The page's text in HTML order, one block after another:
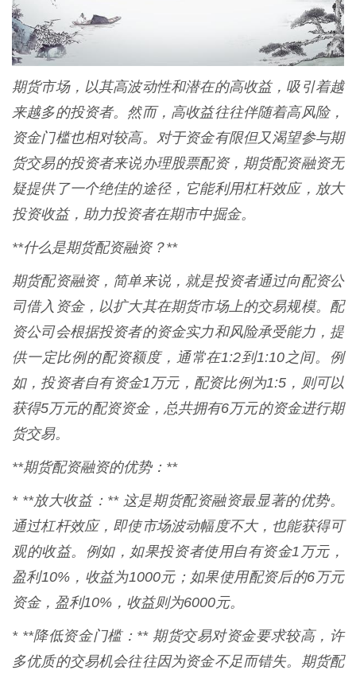
期货市场，以其高波动性和潜在的高收益，吸引着越
来越多的投资者。然而，高收益往往伴随着高风险，
资金门槛也相对较高。对于资金有限但又渴望参与期
货交易的投资者来说办理股票配资，期货配资融资无
疑提供了一个绝佳的途径，它能利用杠杆效应，放大
投资收益，助力投资者在期市中掘金。
**什么是期货配资融资？**
期货配资融资，简单来说，就是投资者通过向配资公
司借入资金，以扩大其在期货市场上的交易规模。配
资公司会根据投资者的资金实力和风险承受能力，提
供一定比例的配资额度，通常在1:2到1:10之间。例
如，投资者自有资金1万元，配资比例为1:5，则可以
获得5万元的配资资金，总共拥有6万元的资金进行期
货交易。
**期货配资融资的优势：**
* **放大收益：** 这是期货配资融资最显著的优势。
通过杠杆效应，即使市场波动幅度不大，也能获得可
观的收益。例如，如果投资者使用自有资金1万元，
盈利10%，收益为1000元；如果使用配资后的6万元
资金，盈利10%，收益则为6000元。
* **降低资金门槛：** 期货交易对资金要求较高，许
多优质的交易机会往往因为资金不足而错失。期货配